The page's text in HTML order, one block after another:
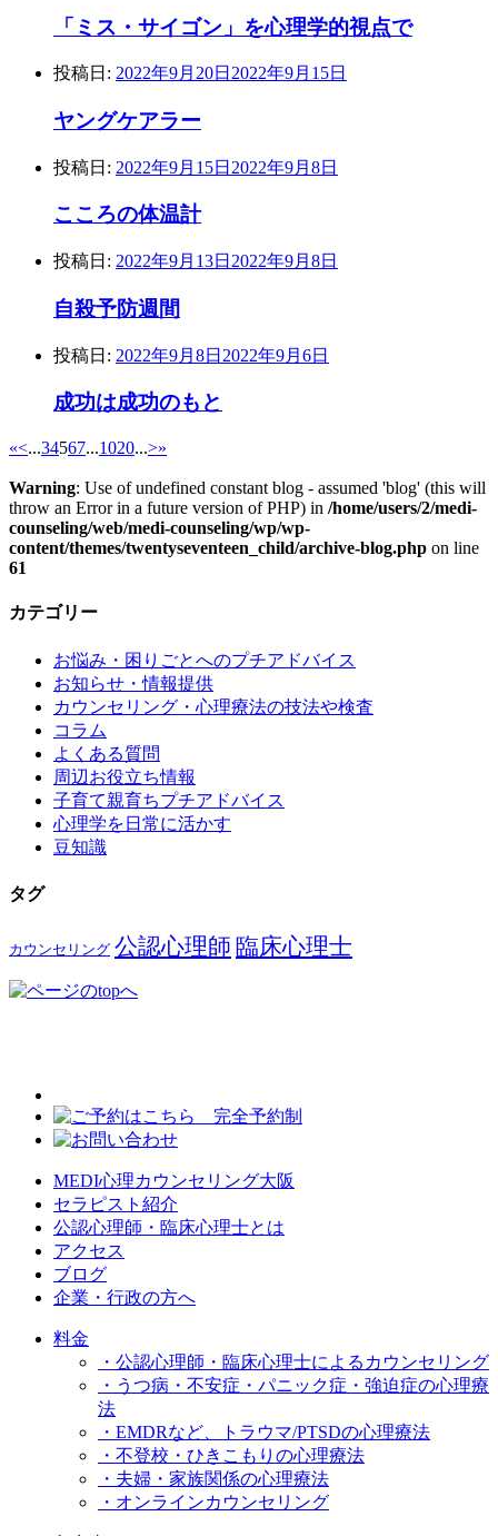
「ミス・サイゴン」を心理学的視点で
投稿日: 2022年9月20日 2022年9月15日
ヤングケアラー
投稿日: 2022年9月15日 2022年9月8日
こころの体温計
投稿日: 2022年9月13日 2022年9月8日
自殺予防週間
投稿日: 2022年9月8日 2022年9月6日
成功は成功のもと
«<...34567...1020...>»
Warning: Use of undefined constant blog - assumed 'blog' (this will
throw an Error in a future version of PHP) in /home/users/2/medi-
counseling/web/medi-counseling/wp/wp-
content/themes/twentyseventeen_child/archive-blog.php on line
61
カテゴリー
お悩み・困りごとへのプチアドバイス
お知らせ・情報提供
カウンセリング・心理療法の技法や検査
コラム
よくある質問
周辺お役立ち情報
子育て親育ちプチアドバイス
心理学を日常に活かす
豆知識
タグ
カウンセリング 公認心理師 臨床心理士
MEDI心理カウンセリング大阪
セラピスト紹介
公認心理師・臨床心理士とは
アクセス
ブログ
企業・行政の方へ
料金
・公認心理師・臨床心理士によるカウンセリング
・うつ病・不安症・パニック症・強迫症の心理療
法
・EMDRなど、トラウマ/PTSDの心理療法
・不登校・ひきこもりの心理療法
・夫婦・家族関係の心理療法
・オンラインカウンセリング